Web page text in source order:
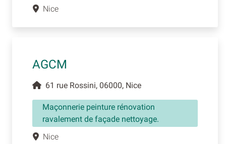
Nice
AGCM
61 rue Rossini, 06000, Nice
Maçonnerie peinture rénovation
ravalement de façade nettoyage.
Nice